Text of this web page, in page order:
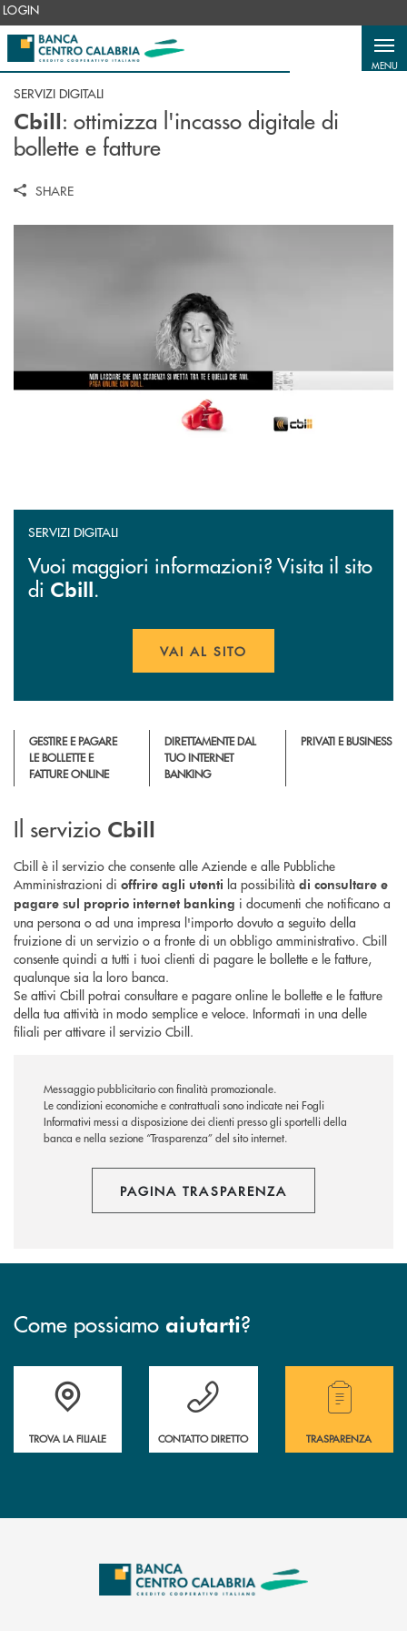
Salta al contenuto principale
LOGIN
MENU
SERVIZI DIGITALI
Cbill: ottimizza l'incasso digitale di
bollette e fatture
SHARE
SERVIZI DIGITALI
Vuoi maggiori informazioni? Visita il sito
di Cbill.
VAI AL SITO
GESTIRE E PAGARE
LE BOLLETTE E
FATTURE ONLINE
DIRETTAMENTE DAL
TUO INTERNET
BANKING
PRIVATI E BUSINESS
Il servizio Cbill
Cbill è il servizio che consente alle Aziende e alle Pubbliche
Amministrazioni di offrire agli utenti la possibilità di consultare e
pagare sul proprio internet banking i documenti che notificano a
una persona o ad una impresa l'importo dovuto a seguito della
fruizione di un servizio o a fronte di un obbligo amministrativo. Cbill
consente quindi a tutti i tuoi clienti di pagare le bollette e le fatture,
qualunque sia la loro banca.
Se attivi Cbill potrai consultare e pagare online le bollette e le fatture
della tua attività in modo semplice e veloce. Informati in una delle
filiali per attivare il servizio Cbill.
Messaggio pubblicitario con finalità promozionale.
Le condizioni economiche e contrattuali sono indicate nei Fogli
Informativi messi a disposizione dei clienti presso gli sportelli della
banca e nella sezione “Trasparenza” del sito internet.
PAGINA TRASPARENZA
Come possiamo aiutarti?
Accedi all' elenco completo delle filiali .
TROVA LA FILIALE
Hai bisogno di assistenza immediata ?
CONTATTO DIRETTO
Hai bisogno di
TRASPARENZA